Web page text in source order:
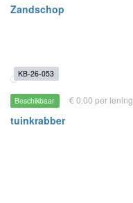
Zandschop
KB-26-053
Beschikbaar € 0.00 per lening
tuinkrabber